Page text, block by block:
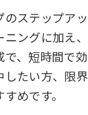
のステップア
ニングに加え
、短時間で
したい方、限
めです。